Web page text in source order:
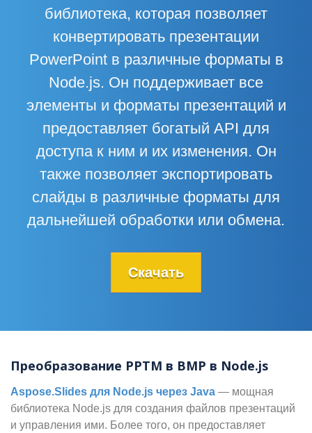
библиотека, которая позволяет
конвертировать презентации
PowerPoint в различные форматы в
Node.js. Он поддерживает все
элементы и форматы презентаций и
предоставляет богатый API для
доступа к ним и их изменения. Он
также позволяет экспортировать
слайды в различные форматы для
дальнейшей обработки или обмена.
Скачать
Преобразование PPTM в BMP в Node.js
Aspose.Slides для Node.js через Java — мощная
библиотека Node.js для создания файлов презентаций
и управления ими. Более того, он предоставляет